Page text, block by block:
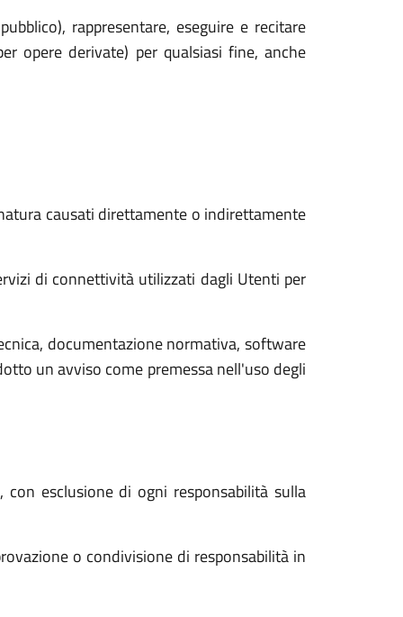
rappresentare, eseguire e recitare
opere derivate) per qualsiasi fine, anche
causati direttamente o indirettamente
di connettività utilizzati dagli Utenti per
documentazione normativa, software
un avviso come premessa nell'uso degli
esclusione di ogni responsabilità sulla
o condivisione di responsabilità in